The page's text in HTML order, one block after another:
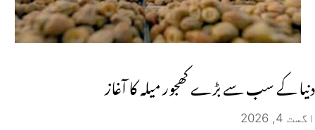
دنیا کے سب سے بڑے کھجور میلہ کا آغاز
اگست 4, 2026